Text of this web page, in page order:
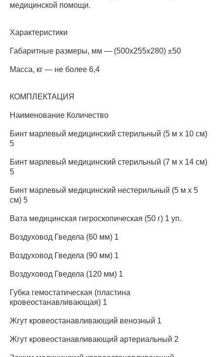
медицинской помощи.
Характеристики
Габаритные размеры, мм — (500х255х280) ±50
Масса, кг — не более 6,4
КОМПЛЕКТАЦИЯ
Наименование Количество
Бинт марлевый медицинский стерильный (5 м x 10 см)
5
Бинт марлевый медицинский стерильный (7 м x 14 см)
5
Бинт марлевый медицинский нестерильный (5 м x 5
см) 5
Вата медицинская гигроскопическая (50 г) 1 уп.
Воздуховод Гведела (60 мм) 1
Воздуховод Гведела (90 мм) 1
Воздуховод Гведела (120 мм) 1
Губка гемостатическая (пластина
кровеостанавливающая) 1
Жгут кровеостанавливающий венозный 1
Жгут кровеостанавливающий артериальный 2